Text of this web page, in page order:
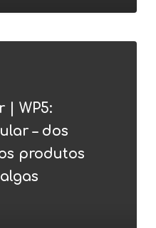
| WP5:
– dos
produtos